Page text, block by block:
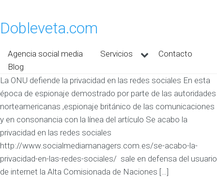
Dobleveta.com
Agencia social media Servicios
Contacto
Blog
La ONU defiende la privacidad en las redes sociales En esta
época de espionaje demostrado por parte de las autoridades
norteamericanas ,espionaje británico de las comunicaciones
y en consonancia con la línea del artículo Se acabo la
privacidad en las redes sociales
http://www.socialmediamanagers.com.es/se-acabo-la-
privacidad-en-las-redes-sociales/ sale en defensa del usuario
de internet la Alta Comisionada de Naciones […]